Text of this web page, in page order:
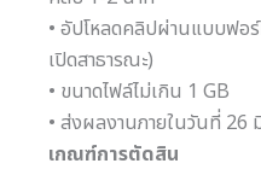
• อัปโหลดคลิปผ่านแบบฟ
เปิดสาธารณะ)
• ขนาดไฟล์ไม่เกิน 1 GB
• ส่งผลงานภายในวันที่ 26
เกณฑ์การตัดสิน